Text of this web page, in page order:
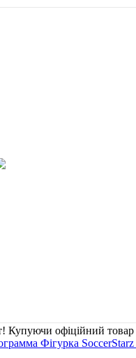
Купуючи офіційний товар